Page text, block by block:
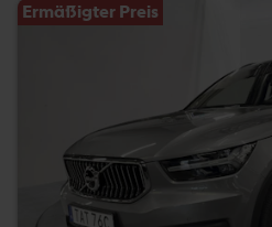
Ermäßigter Preis